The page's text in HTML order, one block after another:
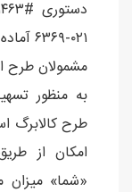
۰۲۱-
مشمولان
به منظور
طرح کالابرگ